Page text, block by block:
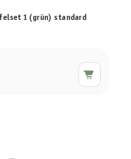
1 (grün) standard